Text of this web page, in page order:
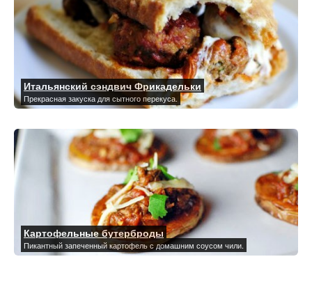
Итальянский сэндвич Фрикадельки
Прекрасная закуска для сытного перекуса.
Картофельные бутерброды
Пикантный запеченный картофель с домашним соусом чили.